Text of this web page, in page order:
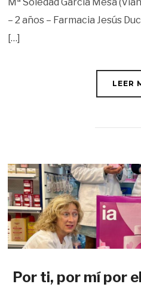
– 2 años – Farmacia Jesús
[…]
LEER
Por ti, por mí por